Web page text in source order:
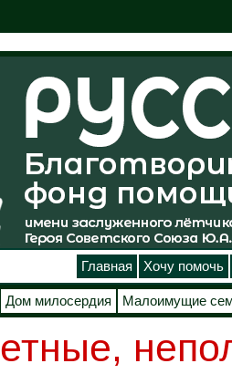
Главная Хочу помочь
Дом милосердия Малоимущие